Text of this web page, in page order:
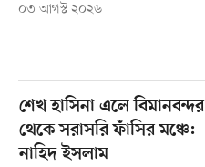
০৩ আগস্ট ২০২৬
শেখ হাসিনা এলে বিমানবন্দর
থেকে সরাসরি ফাঁসির মঞ্চে:
নাহিদ ইসলাম